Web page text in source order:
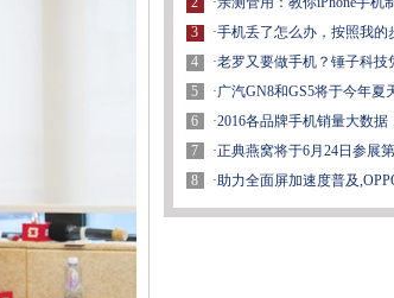
3
4
5
6
7
8
·手机丢了怎么办，按照我的
·老罗又要做手机？锤子科技
·广汽GN8和GS5将于今年夏
·2016各品牌手机销量大数据
·正典燕窝将于6月24日参展
·助力全面屏加速度普及